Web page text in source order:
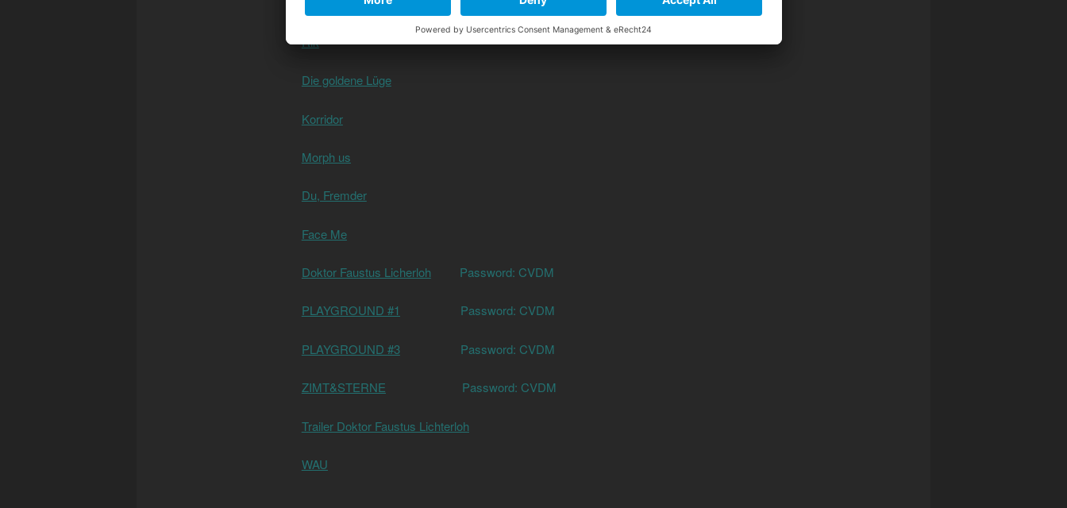
Rik
Die goldene Lüge
Korridor
Morph us
Du, Fremder
Face Me
Doktor Faustus Licherloh Password: CVDM
PLAYGROUND #1 Password: CVDM
PLAYGROUND #3Password: CVDM
ZIMT&STERNE Password: CVDM
Trailer Doktor Faustus Lichterloh
WAU